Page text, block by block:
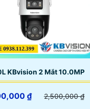
KBvision 2 Mắt 10.0MP
₫ 2,500,000 ₫